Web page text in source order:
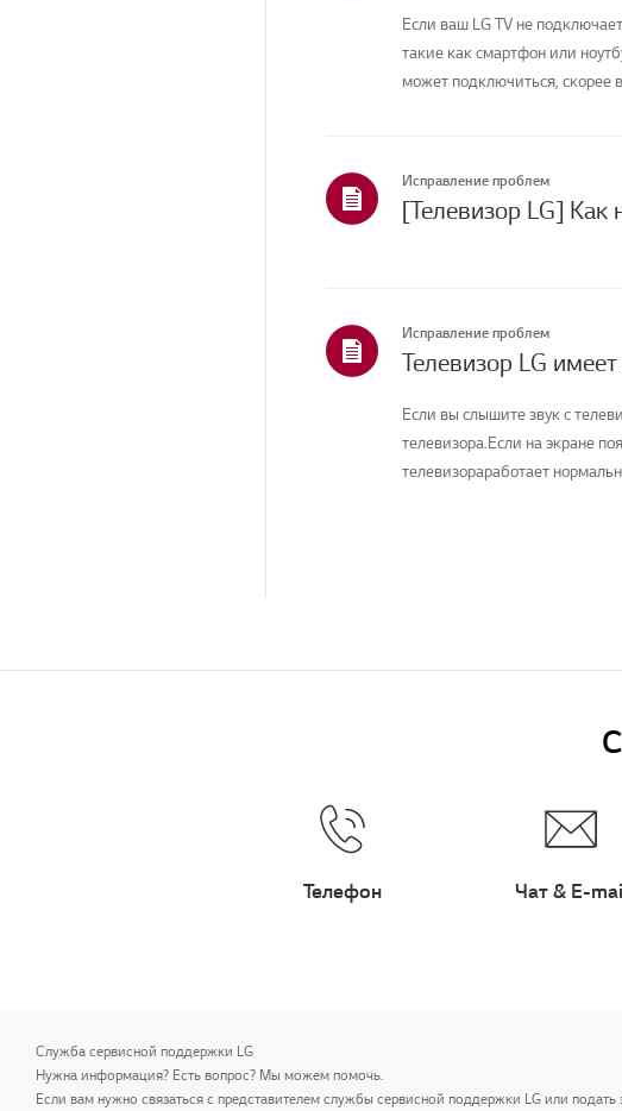
Если ваш LG TV не
такие как смартфон или
может подключиться, скорее
Исправление проблем
[Телевизор LG]
Исправление проблем
Телевизор LG
Если вы слышите звук с
телевизора.Если на экране
телевизораработает
Телефон Чат & E-
Служба сервисной поддержки LG
Нужна информация? Есть вопрос? Мы можем помочь.
Если вам нужно связаться с представителем службы сервисной поддержки LG или